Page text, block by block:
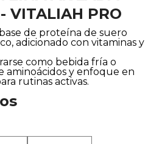
VITALIAH PRO
de proteína de suero
adicionado con vitaminas y
como bebida fría o
aminoácidos y enfoque en
rutinas activas.​